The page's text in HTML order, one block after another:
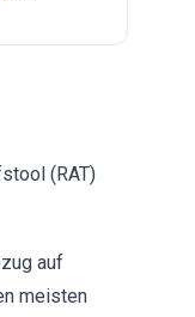
(RAT)
auf
meisten